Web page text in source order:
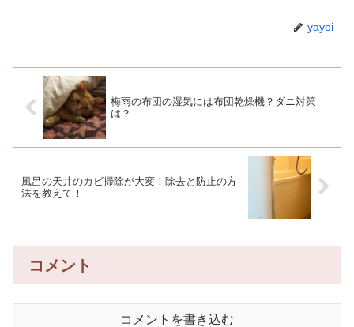
yayoi
梅雨の布団の湿気には布団乾燥機？ダニ対策
は？
風呂の天井のカビ掃除が大変！除去と防止の方
法を教えて！
コメント
コメントを書き込む